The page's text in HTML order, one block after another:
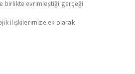
birlikte evrimleştiği gerçeği
ilişkilerimize ek olarak